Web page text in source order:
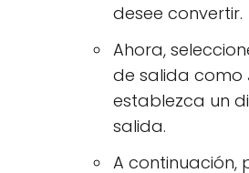
desee convertir.
Ahora,
de salida como
establezca un
salida.
A continuación,